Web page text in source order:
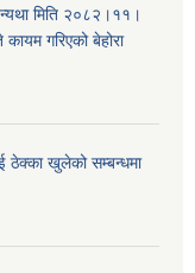
मिति २०८२।११।
गरिएको बेहोरा
ठेक्का खुलेको सम्बन्धमा